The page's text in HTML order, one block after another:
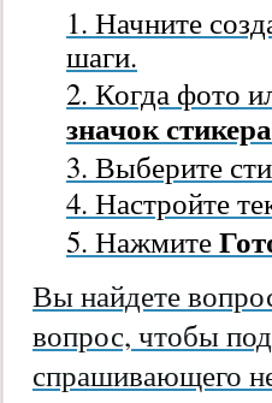
Начните
шаги.
Когда фото
значок стикера
Выберите
Настройте
Нажмите
Вы найдете
вопрос, чтобы
спрашивающего